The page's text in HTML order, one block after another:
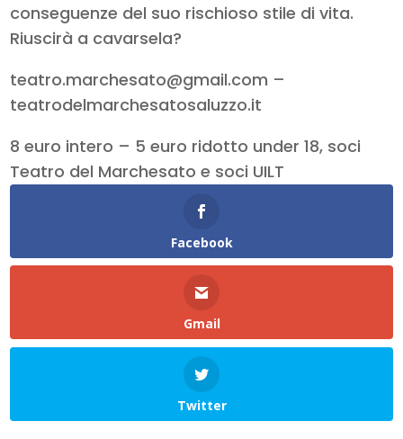
conseguenze del suo rischioso stile di vita.
Riuscirà a cavarsela?
teatro.marchesato@gmail.com –
teatrodelmarchesatosaluzzo.it
8 euro intero – 5 euro ridotto under 18, soci
Teatro del Marchesato e soci UILT
Facebook
Gmail
Twitter